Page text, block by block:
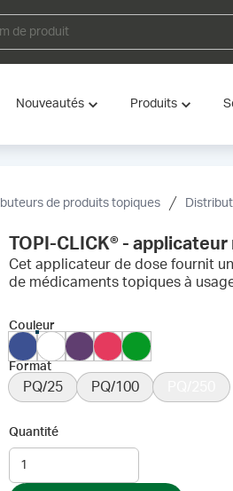
Nouveautés Produits
de produits topiques
TOPI-CLICK® -
Cet applicateur de dose fournit
de médicaments topiques à
Couleur
Format
PQ/25 PQ/100
Quantité